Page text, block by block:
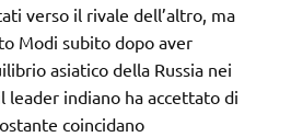
verso il rivale dell’altro, ma
Modi subito dopo aver
asiatico della Russia nei
leader indiano ha accettato di
coincidano